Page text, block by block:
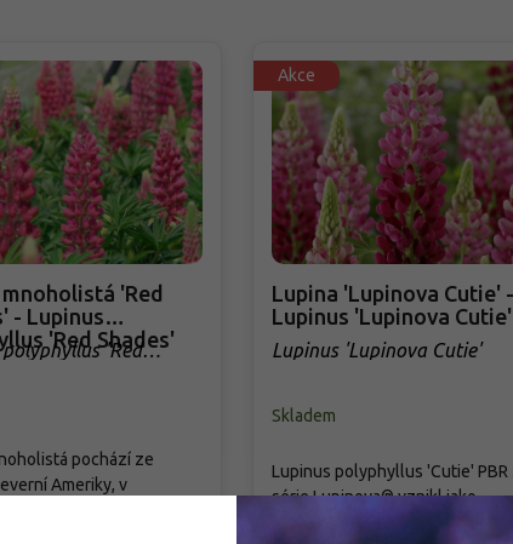
'Red
- Lupinus
'Red Shades'
'Red
pochází ze
Ameriky, v
Akce
Lupina 'Lupinova Cutie' -
Lupinus 'Lupinova Cutie'
Lupinus 'Lupinova Cutie'
Skladem
Lupinus polyphyllus 'Cutie' PBR
série Lupinova® vznikl jako
kompaktní lupina s pevnými